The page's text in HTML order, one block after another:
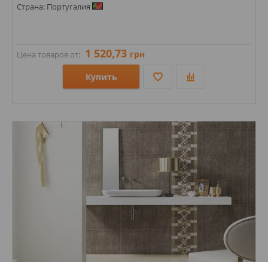
Страна: Португалия
Цена товаров от: 1 520,73 грн
Купить
Стили: Под дерево; Под ламинат;
Цвета: